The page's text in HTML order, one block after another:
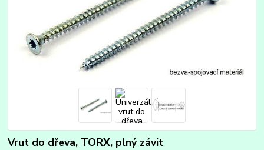
Vrut do dřeva, TORX, plný závit